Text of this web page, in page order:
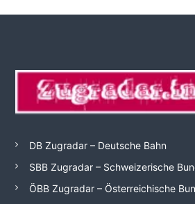
DB Zugradar – Deutsche Bahn
SBB Zugradar – Schweizerische
ÖBB Zugradar – Österreichische